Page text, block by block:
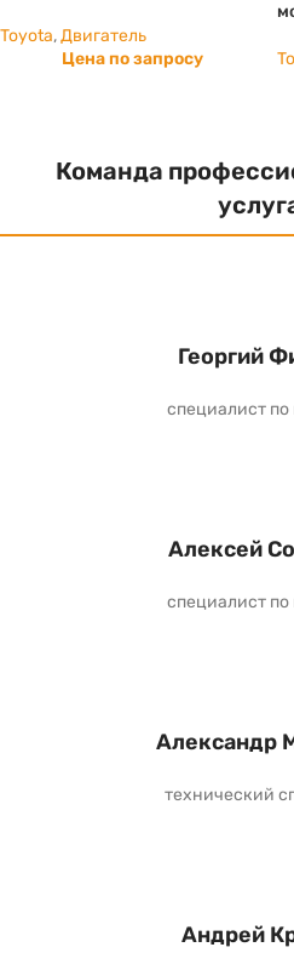
Toyota,Двигатель
Цена по запросу
Команда
Георгий
специалист
Алексей
специалист
Александр
технический
Андрей